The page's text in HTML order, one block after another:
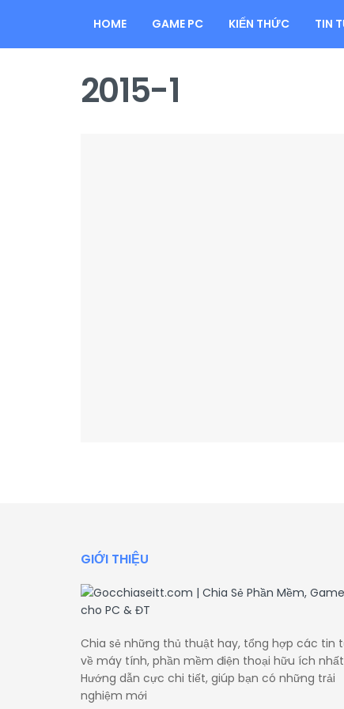
HOME GAME PC KIẾN THỨC TIN
2015-1
GIỚI THIỆU
Chia sẻ những thủ thuật hay, tổng hợp các tin
về máy tính, phần mềm điện thoại hữu ích
Hướng dẫn cực chi tiết, giúp bạn có những trải
nghiệm mới